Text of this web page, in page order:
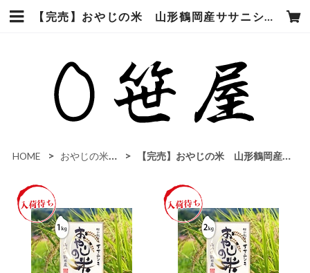
【完売】おやじの米 山形鶴岡産ササニシキ | 笹屋米店
HOME おやじの米（農薬7割カット） 【完売】おやじの米 山形鶴岡産ササニシキ